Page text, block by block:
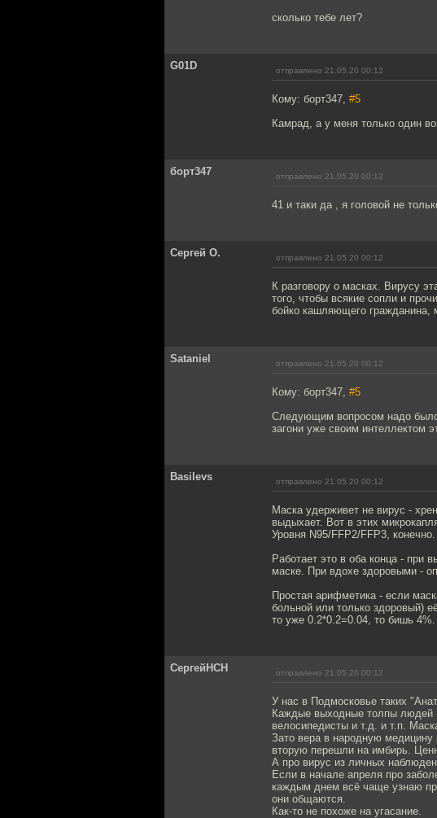
сколько тебе лет?
G01D отправлено 21.05.20 00:12
Кому: борт347, #5
Камрад, а у меня только один
борт347 отправлено 21.05.20 00:12
41 и таки да , я головой не
Сергей О. отправлено 21.05.20 00:12
К разговору о масках. Вирусу
того, чтобы всякие сопли и
бойко кашляющего гражданина,
Sataniel отправлено 21.05.20 00:12
Кому: борт347, #5
Следующим вопросом надо
загони уже своим интеллектом
Basilevs отправлено 21.05.20 00:12
Маска удерживет не вирус -
выдыхает. Вот в этих
Уровня N95/FFP2/FFP3, конечно.
Работает это в оба конца - при
маске. При вдохе здоровыми -
Простая арифметика - если
больной или только здоровый)
то уже 0.2*0.2=0.04, то бишь
СергейНСН отправлено 21.05.20 00:12
У нас в Подмосковье таких
Каждые выходные толпы людей
велосипедисты и т.д. и т.п.
Зато вера в народную
вторую перешли на имбирь.
А про вирус из личных
Если в начале апреля про
каждым днем всё чаще узнаю
они общаются.
Как-то не похоже на угасание.